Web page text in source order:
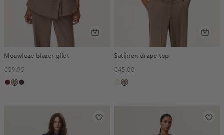
Mouwloze blazer gilet
€59.95
bordeaux,
taupe,
choco,
Satijnen drape top
€45.00
ecru
taupe,